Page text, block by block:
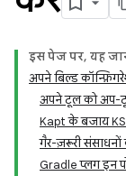
इस पेज पर, यह
अपने बिल्ड
अपने टूल को अप-
Kapt के बजाय
गैर-ज़रूरी
Gradle प्लग इन